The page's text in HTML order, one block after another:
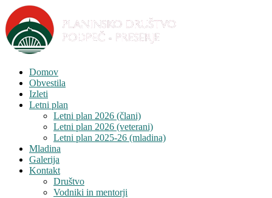
Domov
Obvestila
Izleti
Letni plan
Letni plan 2026 (člani)
Letni plan 2026 (veterani)
Letni plan 2025-26 (mladina)
Mladina
Galerija
Kontakt
Društvo
Vodniki in mentorji